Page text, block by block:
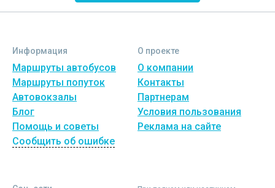
Информация
Маршруты автобусов
Маршруты попуток
Автовокзалы
Блог
Помощь и советы
Сообщить об ошибке
О проекте
О компании
Контакты
Партнерам
Условия пользования
Реклама на сайте